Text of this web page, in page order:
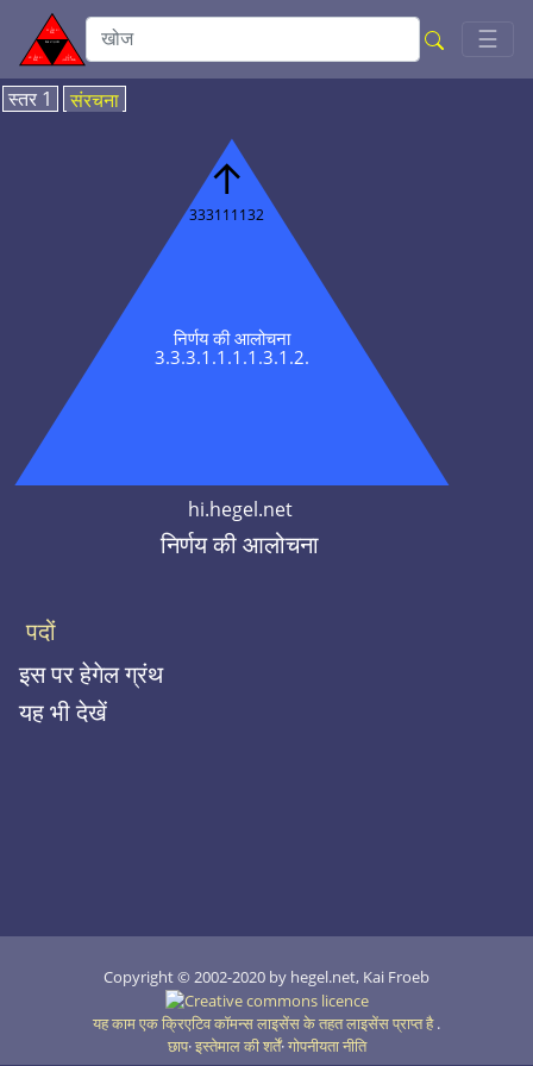
☰
स्तर 1 संरचना
निर्णय की आलोचना
3.3.3.1.1.1.1.3.1.2.
↑
333111132
hi.hegel.net
निर्णय की आलोचना
पदों
इस पर हेगेल ग्रंथ
यह भी देखें
Copyright © 2002-2020 by hegel.net, Kai Froeb
यह काम एक क्रिएटिव कॉमन्स लाइसेंस के तहत लाइसेंस प्राप्त है.
छाप इस्तेमाल की शर्तें गोपनीयता नीति